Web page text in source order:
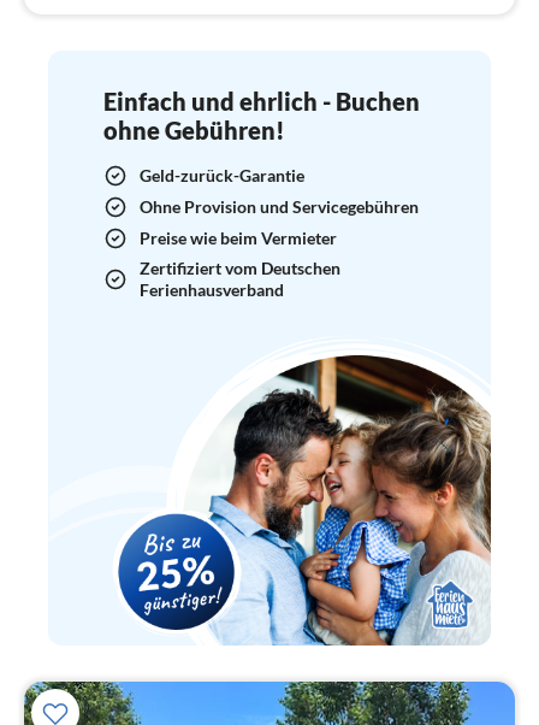
Einfach und ehrlich - Buchen
ohne Gebühren!
Geld-zurück-Garantie
Ohne Provision und Servicegebühren
Preise wie beim Vermieter
Zertifiziert vom Deutschen
Ferienhausverband